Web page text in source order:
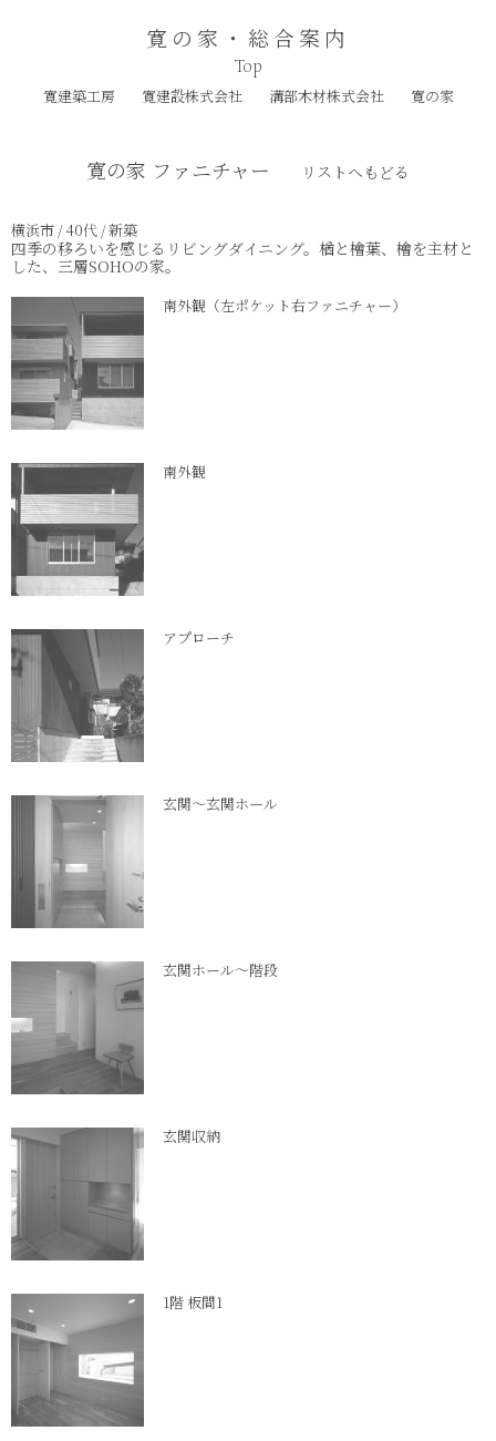
寛の家・総合案内
Top
寛建築工房 寛建設株式会社 溝部木材株式会社 寛の家
寛の家 ファニチャー リストへもどる
横浜市 / 40代 / 新築
四季の移ろいを感じるリビングダイニング。楢と檜葉、檜を主材と
した、三層SOHOの家。
南外観（左ポケット右ファニチャー）
南外観
アプローチ
玄関～玄関ホール
玄関ホール～階段
玄関収納
1階 板間1